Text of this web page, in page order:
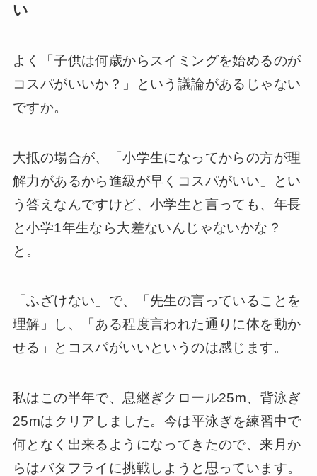
い
よく「子供は何歳からスイミングを始めるのが
コスパがいいか？」という議論があるじゃない
ですか。
大抵の場合が、「小学生になってからの方が理
解力があるから進級が早くコスパがいい」とい
う答えなんですけど、小学生と言っても、年長
と小学1年生なら大差ないんじゃないかな？
と。
「ふざけない」で、「先生の言っていることを
理解」し、「ある程度言われた通りに体を動か
せる」とコスパがいいというのは感じます。
私はこの半年で、息継ぎクロール25m、背泳ぎ
25mはクリアしました。今は平泳ぎを練習中で
何となく出来るようになってきたので、来月か
らはバタフライに挑戦しようと思っています。